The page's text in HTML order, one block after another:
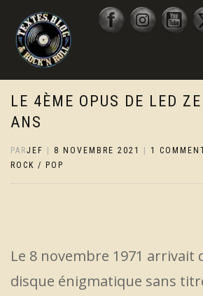
LE 4ÈME OPUS DE LED
ANS
PARJEF 8 NOVEMBRE 2021 1
ROCK / POP
Le 8 novembre 1971 arrivait
disque énigmatique sans